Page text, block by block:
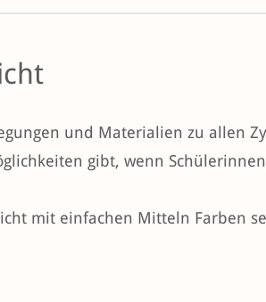
und Materialien zu allen
gibt, wenn
mit einfachen Mitteln Farben